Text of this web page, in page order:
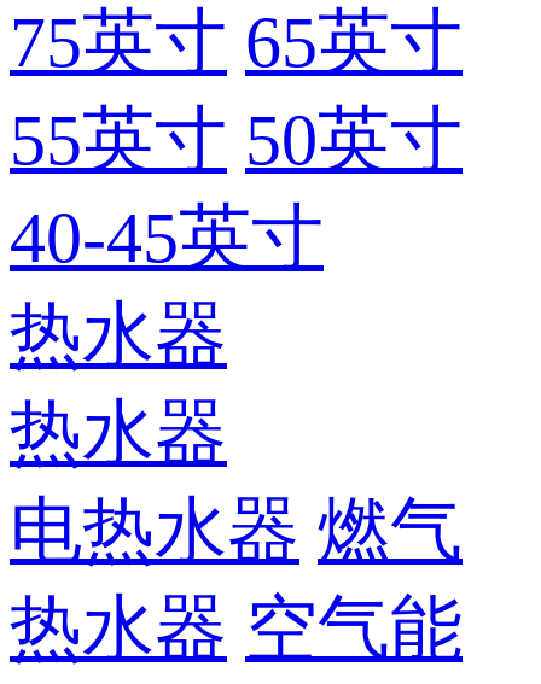
75英寸 65英寸
55英寸 50英寸
40-45英寸
热水器
热水器
电热水器 燃气
热水器 空气能